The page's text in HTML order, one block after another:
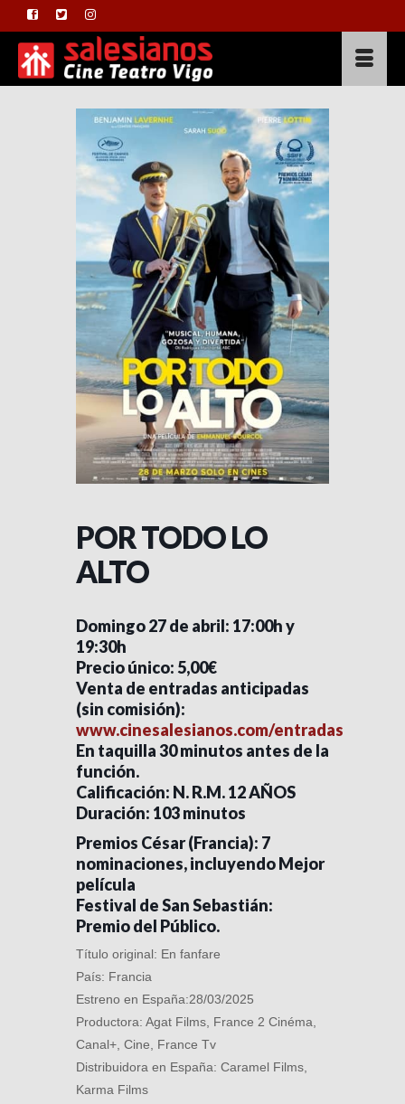
POR TODO LO
ALTO
Domingo 27 de abril: 17:00h y
19:30h
Precio único: 5,00€
Venta de entradas anticipadas
(sin comisión):
www.cinesalesianos.com/entradas
En taquilla 30 minutos antes de la
función.
Calificación: N. R.M. 12 AÑOS
Duración: 103 minutos
Premios César (Francia): 7
nominaciones, incluyendo Mejor
película
Festival de San Sebastián:
Premio del Público.
Título original: En fanfare
País: Francia
Estreno en España:28/03/2025
Productora: Agat Films, France 2 Cinéma,
Canal+, Cine, France Tv
Distribuidora en España: Caramel Films,
Karma Films